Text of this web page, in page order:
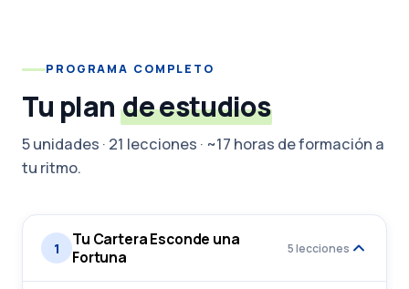
PROGRAMA COMPLETO
Tu plan de estudios
5 unidades · 21 lecciones · ~17 horas de formación a
tu ritmo.
1
Tu Cartera Esconde una
Fortuna
5 lecciones